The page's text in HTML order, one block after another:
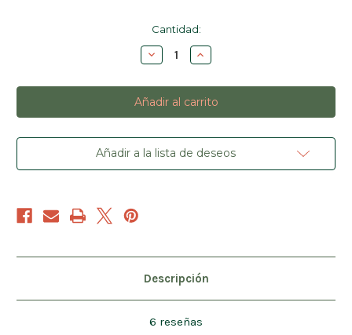
Cantidad:
Disminuir
la
de
Kéfir
de
Cabra
Aumentar
la
de
Kéfir
de
Cabra
Añadir a la lista de deseos
Descripción
6 reseñas